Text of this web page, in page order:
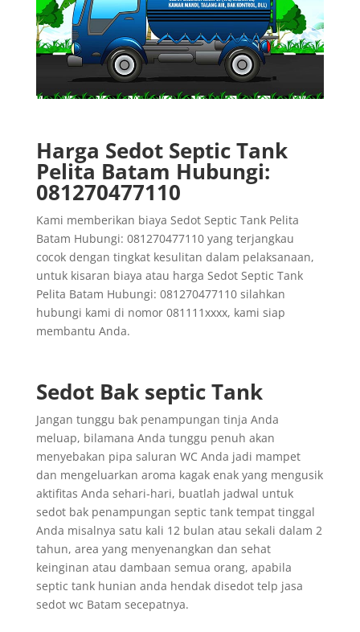
Harga Sedot Septic Tank
Pelita Batam Hubungi:
081270477110
Kami memberikan biaya Sedot Septic Tank Pelita
Batam Hubungi: 081270477110 yang terjangkau
cocok dengan tingkat kesulitan dalam pelaksanaan,
untuk kisaran biaya atau harga Sedot Septic Tank
Pelita Batam Hubungi: 081270477110 silahkan
hubungi kami di nomor 081111xxxx, kami siap
membantu Anda.
Sedot Bak septic Tank
Jangan tunggu bak penampungan tinja Anda
meluap, bilamana Anda tunggu penuh akan
menyebakan pipa saluran WC Anda jadi mampet
dan mengeluarkan aroma kagak enak yang mengusik
aktifitas Anda sehari-hari, buatlah jadwal untuk
sedot bak penampungan septic tank tempat tinggal
Anda misalnya satu kali 12 bulan atau sekali dalam 2
tahun, area yang menyenangkan dan sehat
keinginan atau dambaan semua orang, apabila
septic tank hunian anda hendak disedot telp jasa
sedot wc Batam secepatnya.